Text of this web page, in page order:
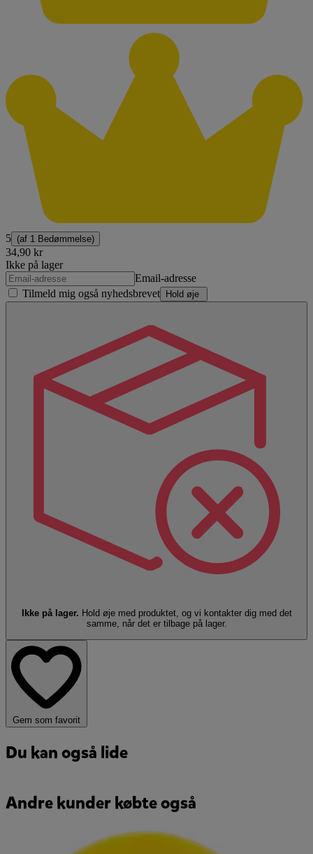
5 (af 1 Bedømmelse)
34,90 kr
Ikke på lager
Email-adresse
Tilmeld mig også nyhedsbrevet
Hold øje
Ikke på lager. Hold øje med produktet, og vi kontakter dig med det
samme, når det er tilbage på lager.
Gem som favorit
Du kan også lide
Andre kunder købte også